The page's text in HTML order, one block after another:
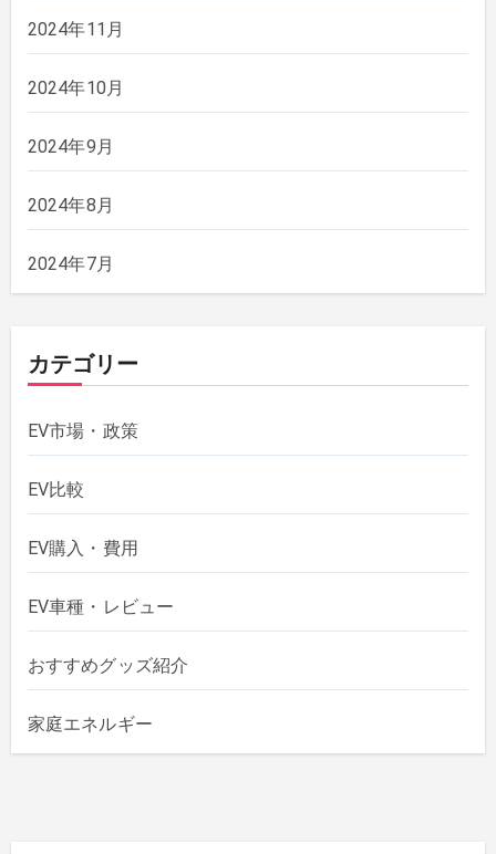
2024年11月
2024年10月
2024年9月
2024年8月
2024年7月
カテゴリー
EV市場・政策
EV比較
EV購入・費用
EV車種・レビュー
おすすめグッズ紹介
家庭エネルギー